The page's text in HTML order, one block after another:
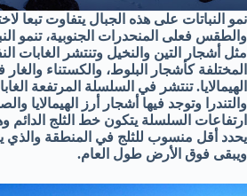
نمو النباتات على هذه الجبال يتفاوت تبعا
والطقس فعلى المنحدرات الجنوبية، تنمو
مثل أشجار التين والنخيل وتنتشر الغابات
المختلفة كأشجار البلوط، والكستناء
الهيمالايا. تنتشر في السلسلة المرتفعة
والتندرا وتوجد فيها أشجار أرز الهيمالايا
ارتفاعات السلسلة يتكون خط الثلج الدائم
يحدد أقل منسوب للثلج في المنطقة والذي
ويبقى فوق الأرض طول العام.